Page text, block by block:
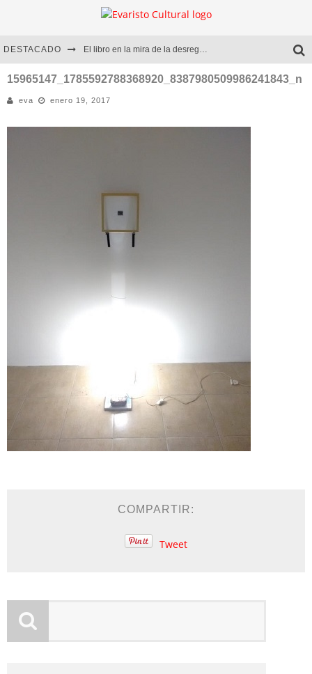
DESTACADO El libro en la mira de la desregulación
Marcelo Rubio | El llovedor
Diego Meret | Hotel Acapulco
15965147_1785592788368920_8387980509986241843_n
eva enero 19, 2017
COMPARTIR:
Tweet